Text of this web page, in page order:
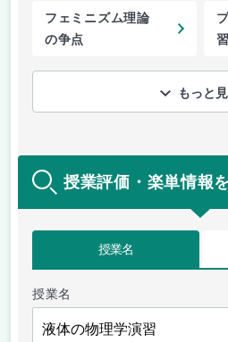
フェミニズム理論
の争点
習
もっと
授業評価・楽単情報
授業名
授業名